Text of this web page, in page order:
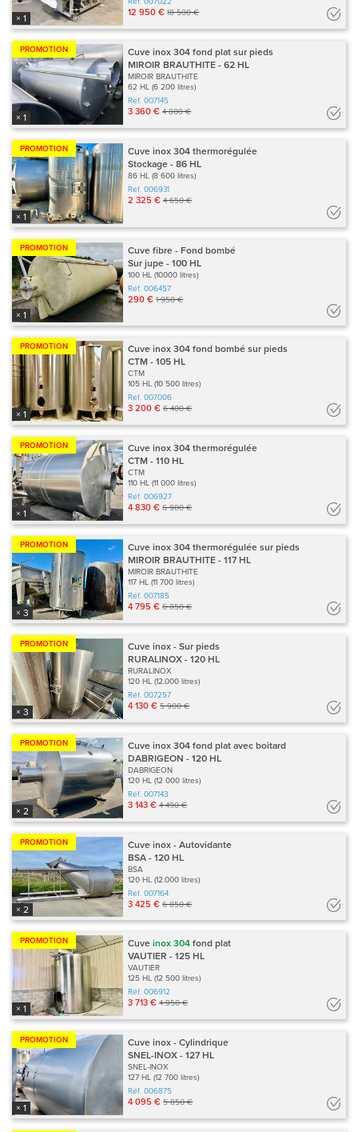
× 1 12 950 €18 500 €
PROMOTION
× 1
Cuve inox 304 fond plat sur pieds
MIROIR BRAUTHITE - 62 HL
MIROIR BRAUTHITE
62 HL (6 200 litres)
Réf. 007145
3 360 €4 800 €
PROMOTION
× 1
Cuve inox 304 thermorégulée
Stockage - 86 HL
86 HL (8 600 litres)
Réf. 006931
2 325 €4 650 €
PROMOTION
× 1
Cuve fibre - Fond bombé
Sur jupe - 100 HL
100 HL (10000 litres)
Réf. 006457
290 €1 950 €
PROMOTION
× 1
Cuve inox 304 fond bombé sur pieds
CTM - 105 HL
CTM
105 HL (10 500 litres)
Réf. 007006
3 200 €6 400 €
PROMOTION
× 1
Cuve inox 304 thermorégulée
CTM - 110 HL
CTM
110 HL (11 000 litres)
Réf. 006927
4 830 €6 900 €
PROMOTION
× 3
Cuve inox 304 thermorégulée sur pieds
MIROIR BRAUTHITE - 117 HL
MIROIR BRAUTHITE
117 HL (11 700 litres)
Réf. 007185
4 795 €6 850 €
PROMOTION
× 3
Cuve inox - Sur pieds
RURALINOX - 120 HL
RURALINOX
120 HL (12.000 litres)
Réf. 007257
4 130 €5 900 €
PROMOTION
× 2
Cuve inox 304 fond plat avec boitard
DABRIGEON - 120 HL
DABRIGEON
120 HL (12 000 litres)
Réf. 007143
3 143 €4 490 €
PROMOTION
× 2
Cuve inox - Autovidante
BSA - 120 HL
BSA
120 HL (12.000 litres)
Réf. 007164
3 425 €6 850 €
PROMOTION
× 1
Cuveinox304fond plat
VAUTIER - 125 HL
VAUTIER
125 HL (12 500 litres)
Réf. 006912
3 713 €4 950 €
PROMOTION
× 1
Cuve inox - Cylindrique
SNEL-INOX - 127 HL
SNEL-INOX
127 HL (12 700 litres)
Réf. 006875
4 095 €5 850 €